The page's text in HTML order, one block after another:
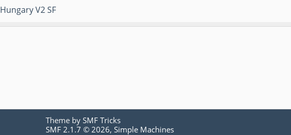
Hungary V2 SF
Theme by SMF Tricks
SMF 2.1.7 © 2026, Simple Machines